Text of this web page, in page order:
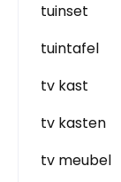
tuinset
tuintafel
tv kast
tv kasten
tv meubel